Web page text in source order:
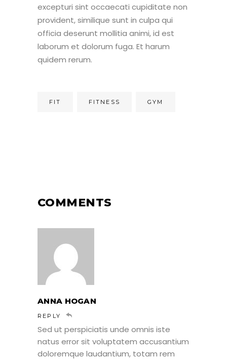
excepturi sint occaecati cupiditate non
provident, similique sunt in culpa qui
officia deserunt mollitia animi, id est
laborum et dolorum fuga. Et harum
quidem rerum.
FIT FITNESS GYM
COMMENTS
ANNA HOGAN
REPLY
Sed ut perspiciatis unde omnis iste
natus error sit voluptatem accusantium
doloremque laudantium, totam rem